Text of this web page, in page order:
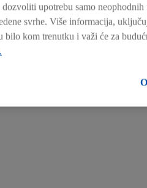
u ovom
područja.
upotrebu samo
svrhe. Više informacija,
bilo kom trenutku i važi će za